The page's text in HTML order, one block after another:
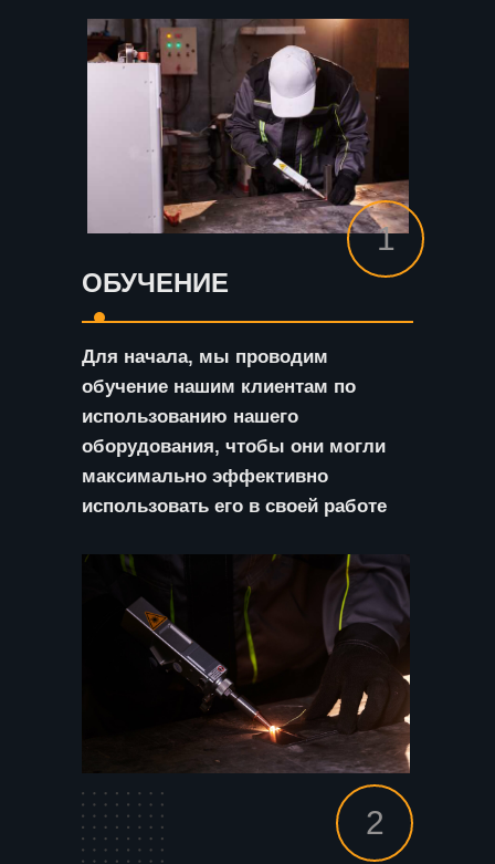
2
ОБУЧЕНИЕ
Для начала, мы проводим
обучение нашим клиентам по
использованию нашего
оборудования, чтобы они могли
максимально эффективно
использовать его в своей работе
1